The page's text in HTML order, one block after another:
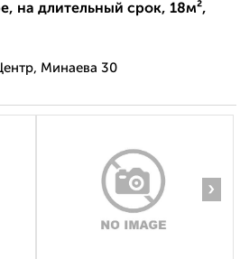
на длительный срок, 18м²,
Минаева 30
›